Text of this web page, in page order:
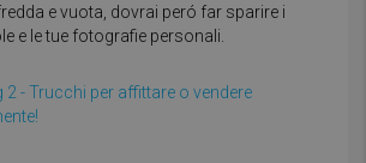
e vuota, dovrai peró far sparire i
e le tue fotografie personali.